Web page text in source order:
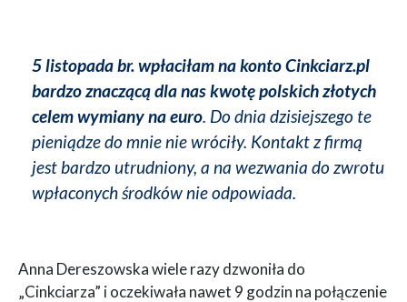
5 listopada br. wpłaciłam na konto Cinkciarz.pl
bardzo znaczącą dla nas kwotę polskich złotych
celem wymiany na euro. Do dnia dzisiejszego te
pieniądze do mnie nie wróciły. Kontakt z firmą
jest bardzo utrudniony, a na wezwania do zwrotu
wpłaconych środków nie odpowiada.
Anna Dereszowska wiele razy dzwoniła do
„Cinkciarza” i oczekiwała nawet 9 godzin na połączenie